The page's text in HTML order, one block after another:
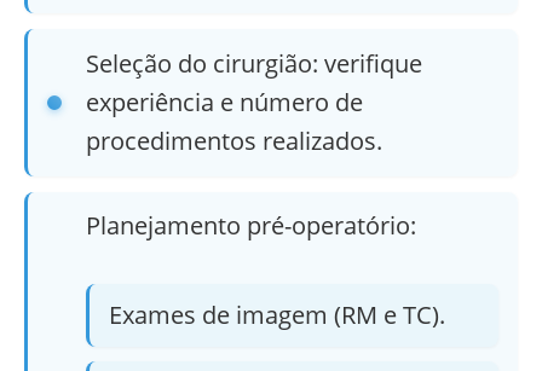
Seleção do cirurgião: verifique
experiência e número de
procedimentos realizados.
Planejamento pré-operatório:
Exames de imagem (RM e TC).